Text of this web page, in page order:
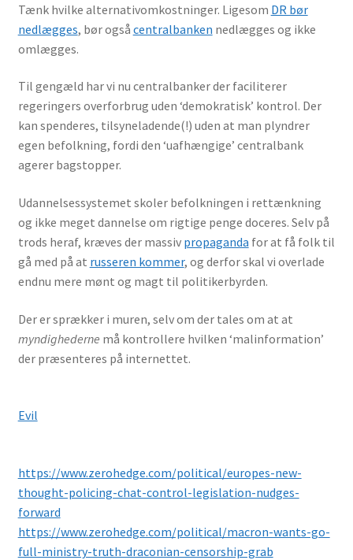
Tænk hvilke alternativomkostninger. Ligesom DR bør
nedlægges, bør også centralbanken nedlægges og ikke
omlægges.
Til gengæld har vi nu centralbanker der faciliterer
regeringers overforbrug uden ‘demokratisk’ kontrol. Der
kan spenderes, tilsyneladende(!) uden at man plyndrer
egen befolkning, fordi den ‘uafhængige’ centralbank
agerer bagstopper.
Udannelsessystemet skoler befolkningen i rettænkning
og ikke meget dannelse om rigtige penge doceres. Selv på
trods heraf, kræves der massiv propaganda for at få folk til
gå med på at russeren kommer, og derfor skal vi overlade
endnu mere mønt og magt til politikerbyrden.
Der er sprækker i muren, selv om der tales om at at
myndighederne må kontrollere hvilken ‘malinformation’
der præsenteres på internettet.
Evil
https://www.zerohedge.com/political/europes-new-
thought-policing-chat-control-legislation-nudges-
forward
https://www.zerohedge.com/political/macron-wants-go-
full-ministry-truth-draconian-censorship-grab